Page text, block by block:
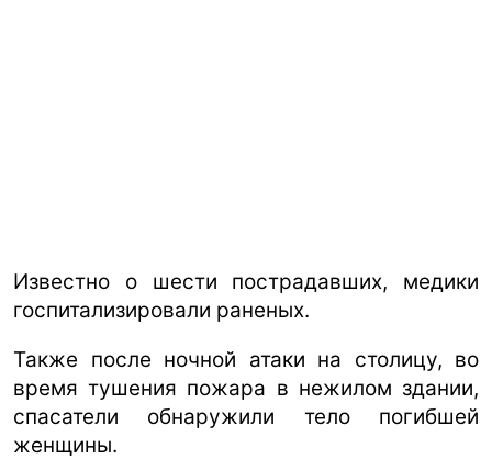
Известно о шести пострадавших, медики
госпитализировали раненых.
Также после ночной атаки на столицу, во
время тушения пожара в нежилом здании,
спасатели обнаружили тело погибшей
женщины.